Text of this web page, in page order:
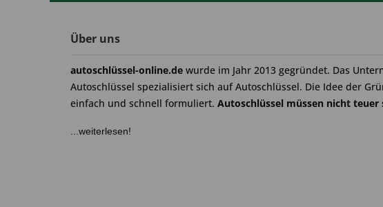
Über uns
autoschlüssel-online.de wurde im Jahr 2013 gegründet. Das
Autoschlüssel spezialisiert sich auf Autoschlüssel. Die Idee der
einfach und schnell formuliert. Autoschlüssel müssen nicht teuer
...weiterlesen!